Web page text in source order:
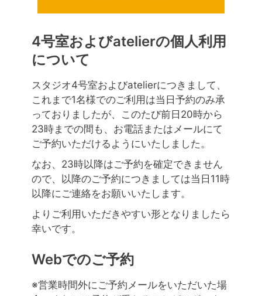
4号室およびatelierの個人利用
について
スタジオ4号室およびatelierにつきまして、
これまで1名様でのご利用は当日予約のみ承
っておりましたが、このたび前日20時から
23時までの間も、お電話またはメールにて
ご予約いただけるようにいたしました。
なお、23時以降はご予約を確定できません
ので、以降のご予約につきましては当日11時
以降にご連絡をお願いいたします。
よりご利用いただきやすい形となりましたら
幸いです。
Webでのご予約
※営業時間外にご予約メールをいただいた場